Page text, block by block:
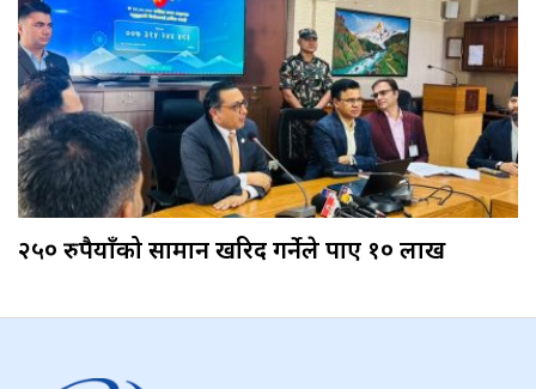
२५० रुपैयाँको सामान खरिद गर्नेले पाए १० लाख